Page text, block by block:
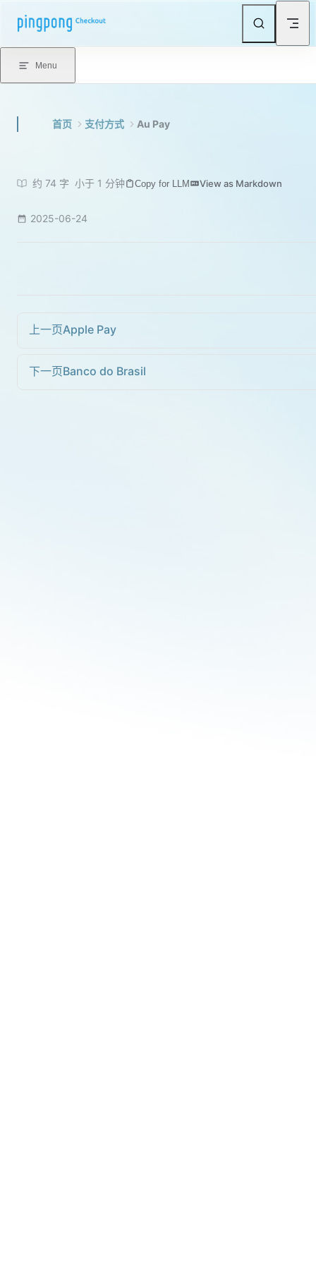
Skip to content
Menu
首页 支付方式 Au Pay
约 74 字 小于 1 分钟 Copy for LLM View as Markdown
2025-06-24
上一页Apple Pay
下一页Banco do Brasil